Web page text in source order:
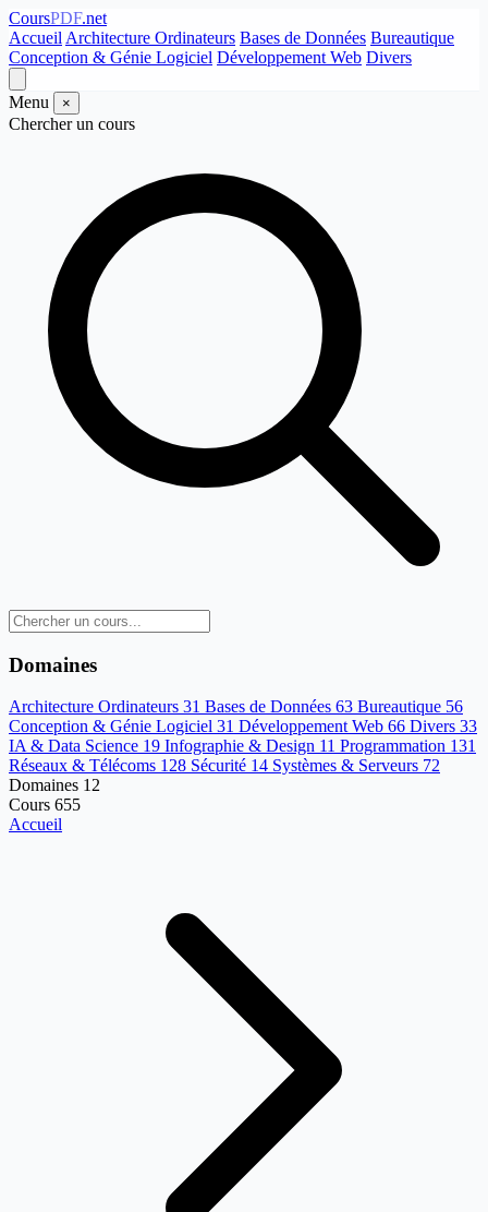
CoursPDF.net
Accueil Architecture Ordinateurs Bases de Données Bureautique
Conception & Génie Logiciel Développement Web Divers
Menu ×
Chercher un cours
Domaines
Architecture Ordinateurs 31 Bases de Données 63 Bureautique 56
Conception & Génie Logiciel 31 Développement Web 66 Divers 33
IA & Data Science 19 Infographie & Design 11 Programmation 131
Réseaux & Télécoms 128 Sécurité 14 Systèmes & Serveurs 72
Domaines 12
Cours 655
Accueil